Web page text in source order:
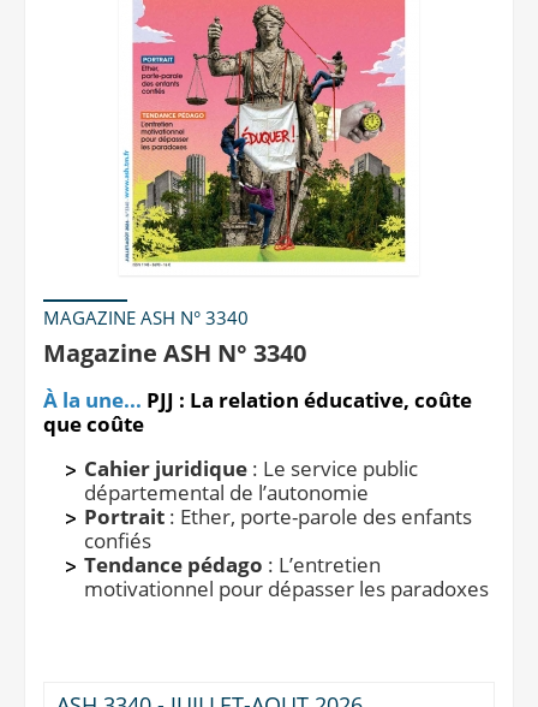
MAGAZINE ASH N° 3340
Magazine ASH N° 3340
À la une... PJJ : La relation éducative, coûte
que coûte
Cahier juridique : Le service public
départemental de l’autonomie
Portrait : Ether, porte-parole des enfants
confiés
Tendance pédago : L’entretien
motivationnel pour dépasser les paradoxes